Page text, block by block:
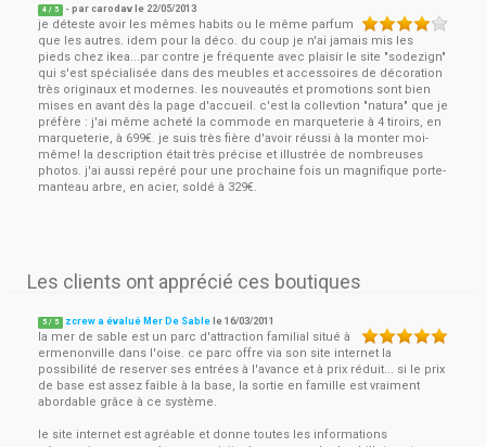
4 / 5 - parcarodav le 22/05/2013
je déteste avoir les mêmes habits ou le même parfum
que les autres. idem pour la déco. du coup je n'ai jamais mis les
pieds chez ikea...par contre je fréquente avec plaisir le site "sodezign"
qui s'est spécialisée dans des meubles et accessoires de décoration
très originaux et modernes. les nouveautés et promotions sont bien
mises en avant dès la page d'accueil. c'est la collevtion "natura" que je
préfère : j'ai même acheté la commode en marqueterie à 4 tiroirs, en
marqueterie, à 699€. je suis très fière d'avoir réussi à la monter moi-
même! la description était très précise et illustrée de nombreuses
photos. j'ai aussi repéré pour une prochaine fois un magnifique porte-
manteau arbre, en acier, soldé à 329€.
Les clients ont apprécié ces boutiques
5 / 5 zcrew a évalué Mer De Sable le16/03/2011
la mer de sable est un parc d'attraction familial situé à
ermenonville dans l'oise. ce parc offre via son site internet la
possibilité de reserver ses entrées à l'avance et à prix réduit... si le prix
de base est assez faible à la base, la sortie en famille est vraiment
abordable grâce à ce système.
le site internet est agréable et donne toutes les informations